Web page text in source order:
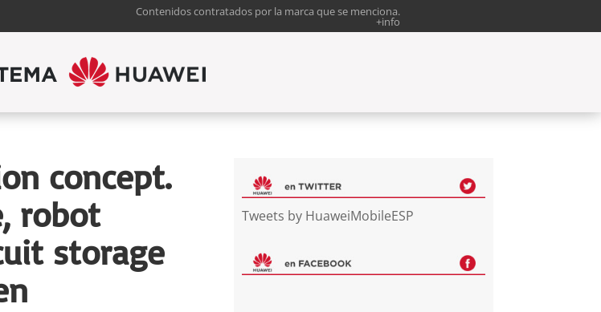
Contenidos contratados por la marca que se menciona.
+info
concept.
robot
storage
Tweets by HuaweiMobileESP